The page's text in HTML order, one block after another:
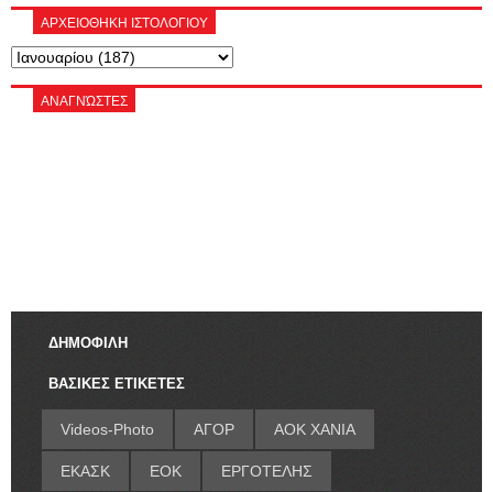
ΑΡΧΕΙΟΘΗΚΗ ΙΣΤΟΛΟΓΙΟΥ
ΑΝΑΓΝΏΣΤΕΣ
ΔΗΜΟΦΙΛΗ
ΒΑΣΙΚΕΣ ΕΤΙΚΕΤΕΣ
Videos-Photo ΑΓΟΡ ΑΟΚ ΧΑΝΙΑ
ΕΚΑΣΚ ΕΟΚ ΕΡΓΟΤΕΛΗΣ